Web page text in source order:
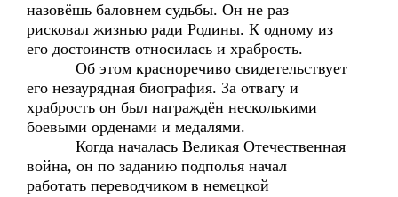
назовёшь баловнем судьбы. Он не раз
рисковал жизнью ради Родины. К одному из
его достоинств относилась и храбрость.
Об этом красноречиво свидетельствует
его незаурядная биография. За отвагу и
храбрость он был награждён несколькими
боевыми орденами и медалями.
Когда началась Великая Отечественная
война, он по заданию подполья начал
работать переводчиком в немецкой